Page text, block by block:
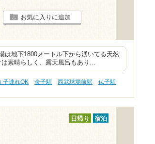
お気に入りに追加
は地下1800メートル下から湧いてる天然
素晴らしく、露天風呂もあり…
子連れOK 金子駅 西武球場前駅
仏子駅
日帰り 宿泊